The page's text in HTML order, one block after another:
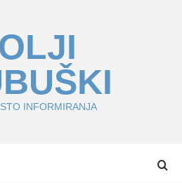
INFORMIRANJA